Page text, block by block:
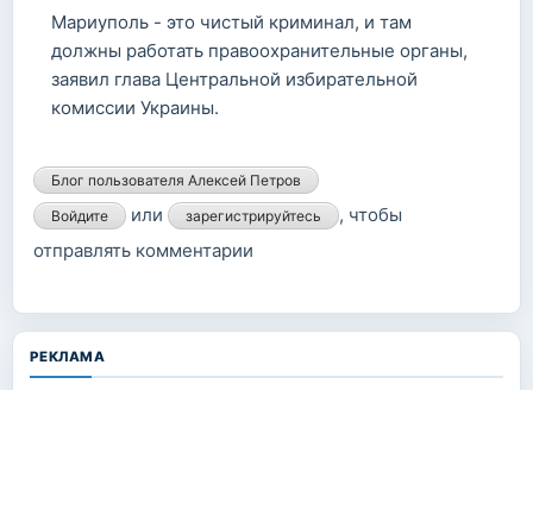
Мариуполь - это чистый криминал, и там
должны работать правоохранительные органы,
заявил глава Центральной избирательной
комиссии Украины.
Блог пользователя Алексей Петров
Войдите
или зарегистрируйтесь
, чтобы
отправлять комментарии
РЕКЛАМА